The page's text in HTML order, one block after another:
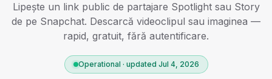
Lipește un link public de partajare Spotlight sau Story
de pe Snapchat. Descarcă videoclipul sau imaginea —
rapid, gratuit, fără autentificare.
Operational · updated Jul 4, 2026